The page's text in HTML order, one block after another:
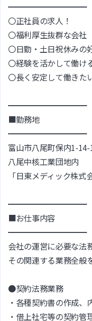
━━━━━━━━━━
〇正社員の求人！
〇福利厚生抜群な会社
〇日勤・土日祝休みの
〇経験を活かして働け
〇長く安定して働きた
━━━━━━━━━━
■勤務地
━━━━━━━━━━
富山市八尾町保内1-14-
八尾中核工業団地内
「日東メディック株式
━━━━━━━━━━
■お仕事内容
━━━━━━━━━━
会社の運営に必要な法
その関連する業務全般
●契約法務業務
・各種契約書の作成、
・借上社宅等の契約管